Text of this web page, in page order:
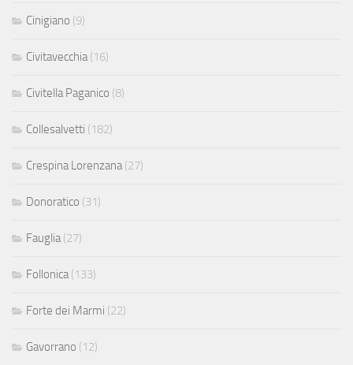
Cinigiano (9)
Civitavecchia (16)
Civitella Paganico (8)
Collesalvetti (182)
Crespina Lorenzana (27)
Donoratico (31)
Fauglia (27)
Follonica (133)
Forte dei Marmi (22)
Gavorrano (12)